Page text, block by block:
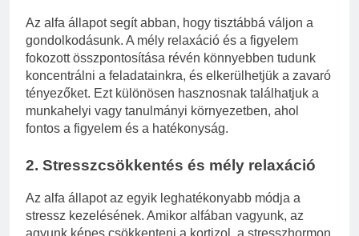
Az alfa állapot segít abban, hogy tisztábbá váljon a
gondolkodásunk. A mély relaxáció és a figyelem
fokozott összpontosítása révén könnyebben tudunk
koncentrálni a feladatainkra, és elkerülhetjük a zavaró
tényezőket. Ezt különösen hasznosnak találhatjuk a
munkahelyi vagy tanulmányi környezetben, ahol
fontos a figyelem és a hatékonyság.
2. Stresszcsökkentés és mély relaxáció
Az alfa állapot az egyik leghatékonyabb módja a
stressz kezelésének. Amikor alfában vagyunk, az
agyunk képes csökkenteni a kortizol, a stresszhormon